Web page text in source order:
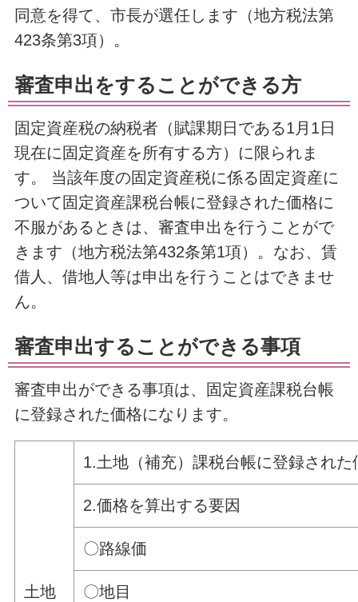
同意を得て、市長が選任します（地方税法第
423条第3項）。
審査申出をすることができる方
固定資産税の納税者（賦課期日である1月1日
現在に固定資産を所有する方）に限られま
す。 当該年度の固定資産税に係る固定資産に
ついて固定資産課税台帳に登録された価格に
不服があるときは、審査申出を行うことがで
きます（地方税法第432条第1項）。なお、賃
借人、借地人等は申出を行うことはできませ
ん。
審査申出することができる事項
審査申出ができる事項は、固定資産課税台帳
に登録された価格になります。
土地
1.土地（補充）課税台帳に登録された
2.価格を算出する要因
〇路線価
〇地目